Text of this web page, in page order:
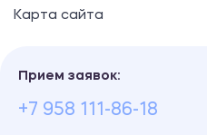
Карта сайта
Прием заявок:
+7 958 111-86-18